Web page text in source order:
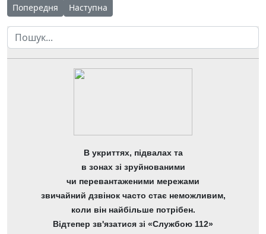
Попередня стаття: Звіт про заборгованість за
Попередня Наступна стаття: Звіт про заборгованість
Наступна
Пошук
В укриттях, підвалах та
в зонах зі зруйнованими
чи перевантаженими мережами
звичайний дзвінок часто стає неможливим,
коли він найбільше потрібен.
Відтепер зв'язатися зі «Службою 112»